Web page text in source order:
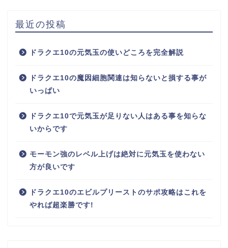
最近の投稿
ドラクエ10の元気玉の使いどころを完全解説
ドラクエ10の魔因細胞関連は知らないと損する事が
いっぱい
ドラクエ10で元気玉が足りない人はある事を知らな
いからです
モーモン強のレベル上げは絶対に元気玉を使わない
方が良いです
ドラクエ10のエビルプリーストのサポ攻略はこれを
やれば超楽勝です!